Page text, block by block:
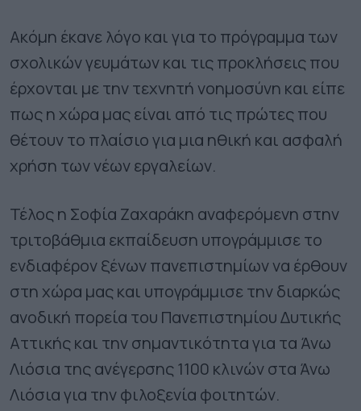
Ακόμη έκανε λόγο και για το πρόγραμμα των
σχολικών γευμάτων και τις προκλήσεις που
έρχονται με την τεχνητή νοημοσύνη και είπε
πως η χώρα μας είναι από τις πρώτες που
θέτουν το πλαίσιο για μια ηθική και ασφαλή
χρήση των νέων εργαλείων.
Τέλος η Σοφία Ζαχαράκη αναφερόμενη στην
τριτοβάθμια εκπαίδευση υπογράμμισε το
ενδιαφέρον ξένων πανεπιστημίων να έρθουν
στη χώρα μας και υπογράμμισε την διαρκώς
ανοδική πορεία του Πανεπιστημίου Δυτικής
Αττικής και την σημαντικότητα για τα Άνω
Λιόσια της ανέγερσης 1100 κλινών στα Άνω
Λιόσια για την φιλοξενία φοιτητών.